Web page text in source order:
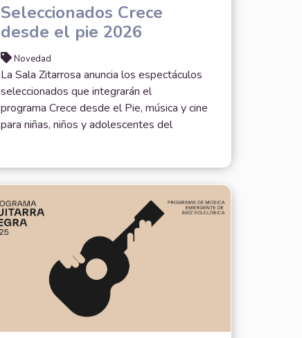
Seleccionados Crece
desde el pie 2026
Novedad
La Sala Zitarrosa anuncia los espectáculos
seleccionados que integrarán el
programa Crece desde el Pie, música y cine
para niñas, niños y adolescentes del